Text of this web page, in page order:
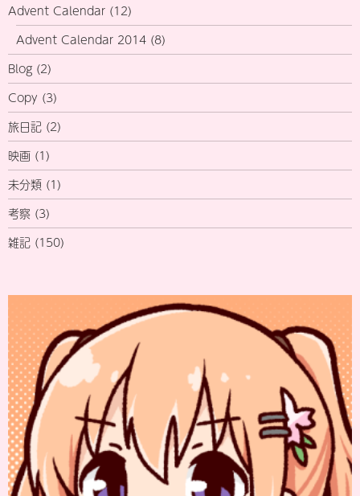
Advent Calendar (12)
Advent Calendar 2014 (8)
Blog (2)
Copy (3)
旅日記 (2)
映画 (1)
未分類 (1)
考察 (3)
雑記 (150)